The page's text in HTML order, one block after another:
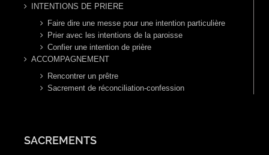
INTENTIONS DE PRIERE
Faire dire une messe pour une intention particulière
Prier avec les intentions de la paroisse
Confier une intention de prière
ACCOMPAGNEMENT
Rencontrer un prêtre
Sacrement de réconciliation-confession
SACREMENTS